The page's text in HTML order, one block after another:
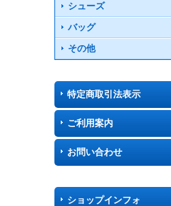
シューズ
バッグ
その他
特定商取引法表示
ご利用案内
お問い合わせ
ショップインフォ